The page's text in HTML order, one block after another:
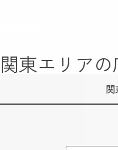
関東エリア
関